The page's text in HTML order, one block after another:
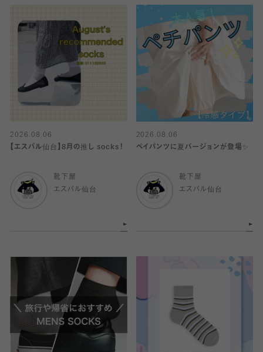
2026.08.06
【エスパル仙台】8月の推し socks！
靴下屋
エスパル仙台
2026.08.06
ペイパンツに夏バージョンが登場✨
靴下屋
エスパル仙台